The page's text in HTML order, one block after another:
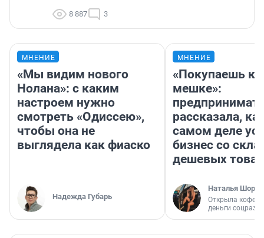
8 887 3
МНЕНИЕ
«Мы видим нового
Нолана»: с каким
настроем нужно
смотреть «Одиссею»,
чтобы она не
выглядела как фиаско
Надежда Губарь
МНЕНИЕ
«Покупаешь
мешке»:
рассказала,
самом деле
бизнес со
дешевых
Наталья
Открыла
деньги